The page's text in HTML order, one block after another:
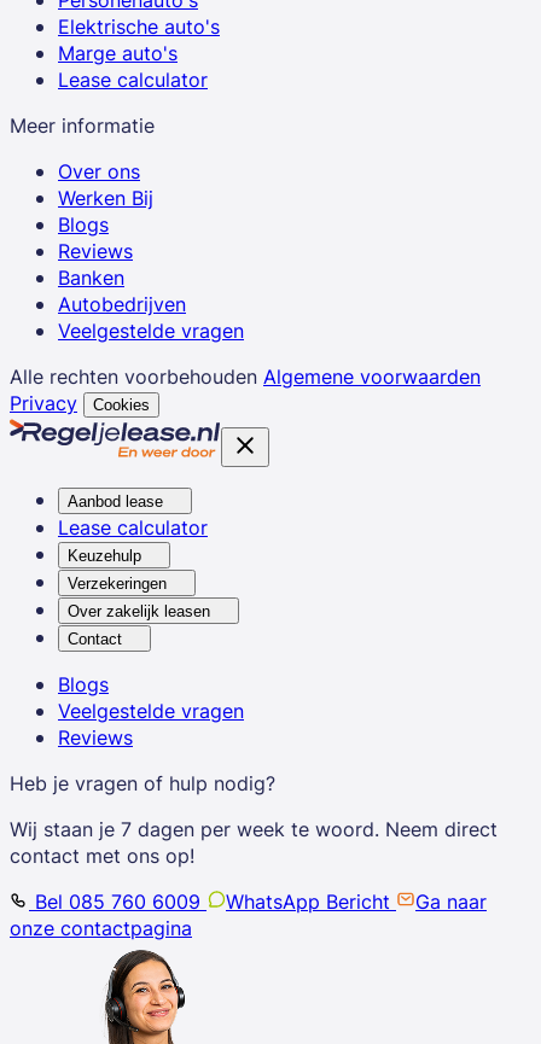
Elektrische auto's
Marge auto's
Lease calculator
Meer informatie
Over ons
Werken Bij
Blogs
Reviews
Banken
Autobedrijven
Veelgestelde vragen
Alle rechten voorbehouden Algemene voorwaarden
Privacy
Cookies
Aanbod lease
Lease calculator
Keuzehulp
Verzekeringen
Over zakelijk leasen
Contact
Blogs
Veelgestelde vragen
Reviews
Heb je vragen of hulp nodig?
Wij staan je 7 dagen per week te woord. Neem direct
contact met ons op!
Bel 085 760 6009
WhatsApp Bericht
Ga naar
onze contactpagina